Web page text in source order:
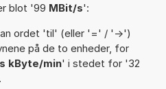
blot '99 MBit/s':
ordet 'til' (eller '=' / '->')
på de to enheder, for
kByte/min' i stedet for '32